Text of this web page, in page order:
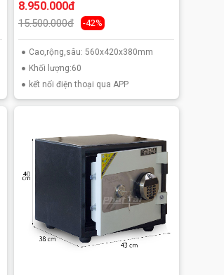
8.950.000đ
15.500.000đ -42%
Cao,rộng,sâu: 560x420x380mm
Khối lượng:60
kết nối điện thoại qua APP